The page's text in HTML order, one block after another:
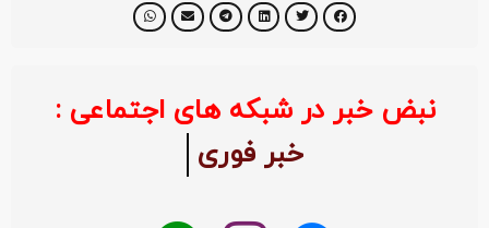
نبض خبر در شبکه های اجتماعی :
خبر فوری